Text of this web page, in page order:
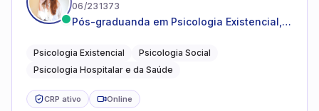
06/231373
Pós-graduanda em Psicologia Existencial,
da Saúde.
Psicologia Existencial
Psicologia Social
Psicologia Hospitalar e da Saúde
CRP ativo Online